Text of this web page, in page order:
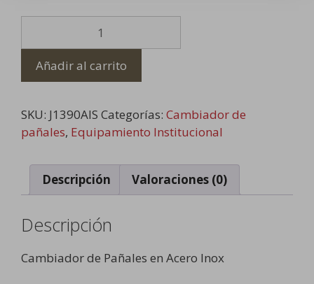
Pañales
Inox
cantidad
Añadir al carrito
SKU: J1390AIS Categorías: Cambiador de
pañales, Equipamiento Institucional
Descripción Valoraciones (0)
Descripción
Cambiador de Pañales en Acero Inox